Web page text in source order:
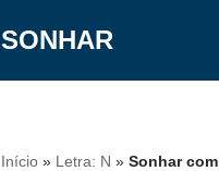
SONHAR
Início » Letra: N » Sonhar